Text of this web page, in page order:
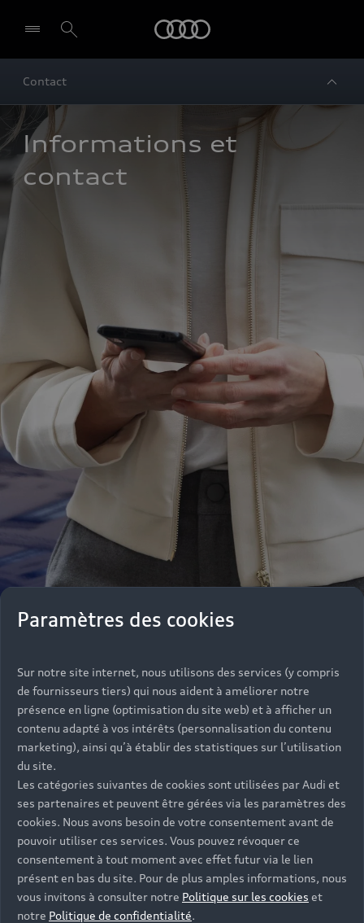
Paramètres des cookies
Sur notre site internet, nous utilisons des services (y compris
de fournisseurs tiers) qui nous aident à améliorer notre
présence en ligne (optimisation du site web) et à afficher un
contenu adapté à vos intérêts (personnalisation du contenu
marketing), ainsi qu’à établir des statistiques sur l’utilisation
du site.
Les catégories suivantes de cookies sont utilisées par Audi et
ses partenaires et peuvent être gérées via les paramètres des
cookies. Nous avons besoin de votre consentement avant de
pouvoir utiliser ces services. Vous pouvez révoquer ce
consentement à tout moment avec effet futur via le lien
présent en bas du site. Pour de plus amples informations, nous
vous invitons à consulter notre Politique sur les cookies et
notre Politique de confidentialité.
Contact
Informations et
contact
nouveau à votre disposition pour vous informer,
vous conseiller dans vos achats parmi une large
gamme de véhicules ou répondre à vos questions
Contacter votre Partenaire
Réserver un essai